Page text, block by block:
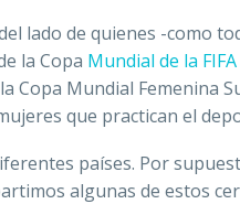
lado de quienes -como
la Copa Mundial de la
Copa Mundial Femenina
que practican el
países. Por
algunas de estos